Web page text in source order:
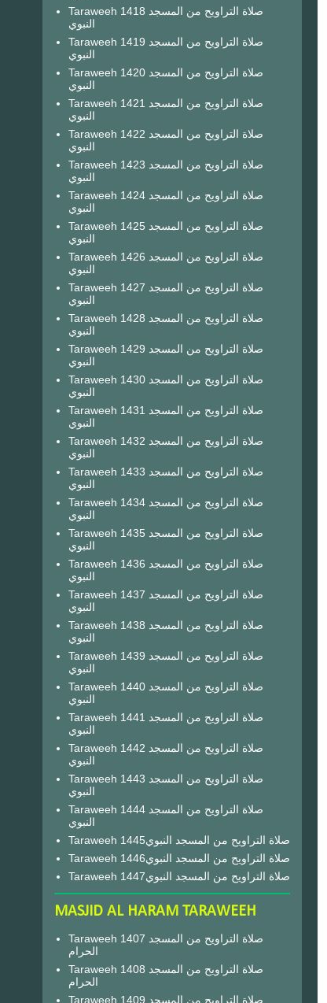
Taraweeh 1418 صلاة التراويح من المسجد
النبوي
Taraweeh 1419 صلاة التراويح من المسجد
النبوي
Taraweeh 1420 صلاة التراويح من المسجد
النبوي
Taraweeh 1421 صلاة التراويح من المسجد
النبوي
Taraweeh 1422 صلاة التراويح من المسجد
النبوي
Taraweeh 1423 صلاة التراويح من المسجد
النبوي
Taraweeh 1424 صلاة التراويح من المسجد
النبوي
Taraweeh 1425 صلاة التراويح من المسجد
النبوي
Taraweeh 1426 صلاة التراويح من المسجد
النبوي
Taraweeh 1427 صلاة التراويح من المسجد
النبوي
Taraweeh 1428 صلاة التراويح من المسجد
النبوي
Taraweeh 1429 صلاة التراويح من المسجد
النبوي
Taraweeh 1430 صلاة التراويح من المسجد
النبوي
Taraweeh 1431 صلاة التراويح من المسجد
النبوي
Taraweeh 1432 صلاة التراويح من المسجد
النبوي
Taraweeh 1433 صلاة التراويح من المسجد
النبوي
Taraweeh 1434 صلاة التراويح من المسجد
النبوي
Taraweeh 1435 صلاة التراويح من المسجد
النبوي
Taraweeh 1436 صلاة التراويح من المسجد
النبوي
Taraweeh 1437 صلاة التراويح من المسجد
النبوي
Taraweeh 1438 صلاة التراويح من المسجد
النبوي
Taraweeh 1439 صلاة التراويح من المسجد
النبوي
Taraweeh 1440 صلاة التراويح من المسجد
النبوي
Taraweeh 1441 صلاة التراويح من المسجد
النبوي
Taraweeh 1442 صلاة التراويح من المسجد
النبوي
Taraweeh 1443 صلاة التراويح من المسجد
النبوي
Taraweeh 1444 صلاة التراويح من المسجد
النبوي
Taraweeh 1445صلاة التراويح من المسجد النبوي
Taraweeh 1446صلاة التراويح من المسجد النبوي
Taraweeh 1447صلاة التراويح من المسجد النبوي
MASJID AL HARAM TARAWEEH
Taraweeh 1407 صلاة التراويح من المسجد
الحرام
Taraweeh 1408 صلاة التراويح من المسجد
الحرام
Taraweeh 1409 صلاة التراويح من المسجد